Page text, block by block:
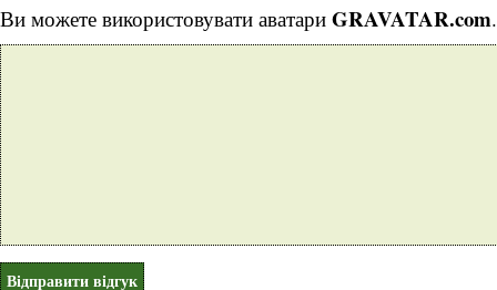
Ви можете використовувати аватари GRAVATAR.com.